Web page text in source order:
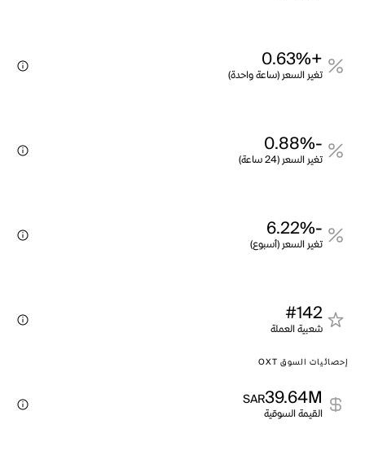
+0.63%
تغير السعر (ساعة واحدة)
-0.88%
تغير السعر (24 ساعة)
-6.22%
تغير السعر (أسبوع)
#142
شعبية العملة
إحصائيات السوق OXT
39.64M
SAR
القيمة السوقية